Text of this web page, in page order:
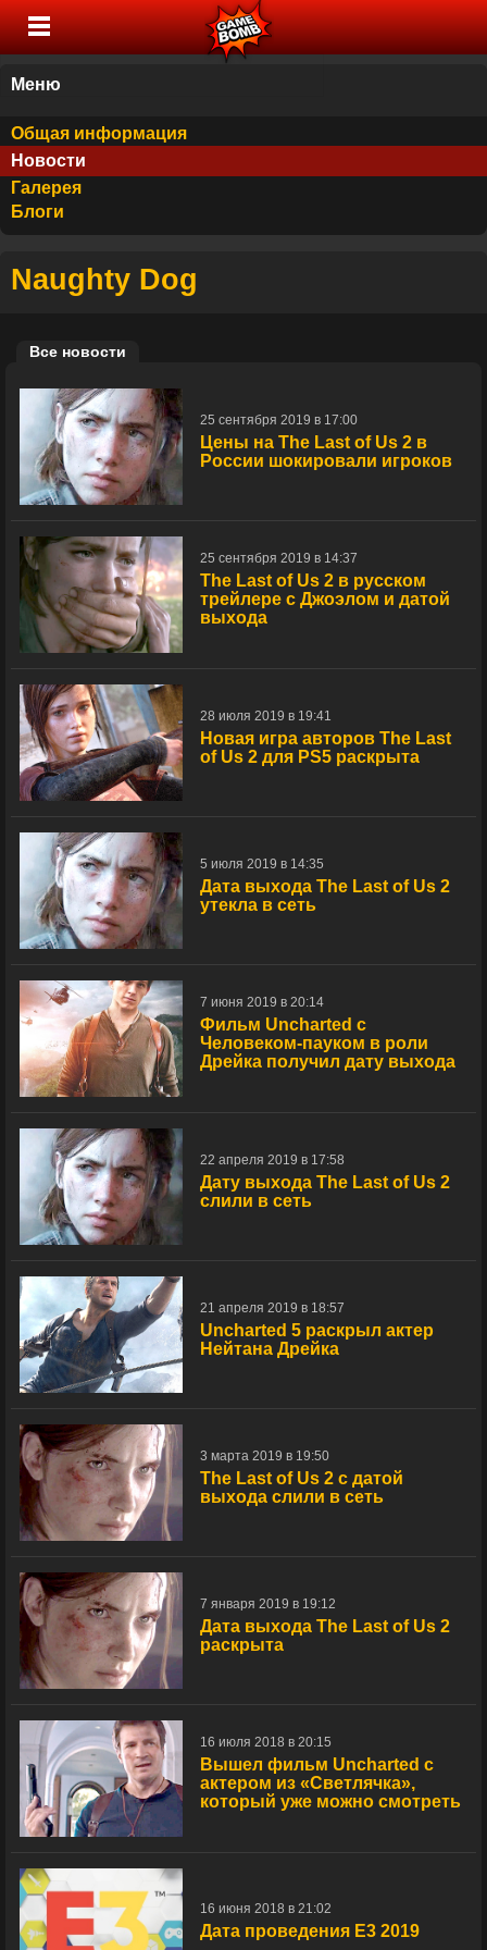
Меню
Общая информация
Новости
Галерея
Блоги
Naughty Dog
Все новости
25 сентября 2019 в 17:00
Цены на The Last of Us 2 в
России шокировали игроков
25 сентября 2019 в 14:37
The Last of Us 2 в русском
трейлере с Джоэлом и датой
выхода
28 июля 2019 в 19:41
Новая игра авторов The Last
of Us 2 для PS5 раскрыта
5 июля 2019 в 14:35
Дата выхода The Last of Us 2
утекла в сеть
7 июня 2019 в 20:14
Фильм Uncharted с
Человеком-пауком в роли
Дрейка получил дату выхода
22 апреля 2019 в 17:58
Дату выхода The Last of Us 2
слили в сеть
21 апреля 2019 в 18:57
Uncharted 5 раскрыл актер
Нейтана Дрейка
3 марта 2019 в 19:50
The Last of Us 2 с датой
выхода слили в сеть
7 января 2019 в 19:12
Дата выхода The Last of Us 2
раскрыта
16 июля 2018 в 20:15
Вышел фильм Uncharted с
актером из «Светлячка»,
который уже можно смотреть
16 июня 2018 в 21:02
Дата проведения E3 2019